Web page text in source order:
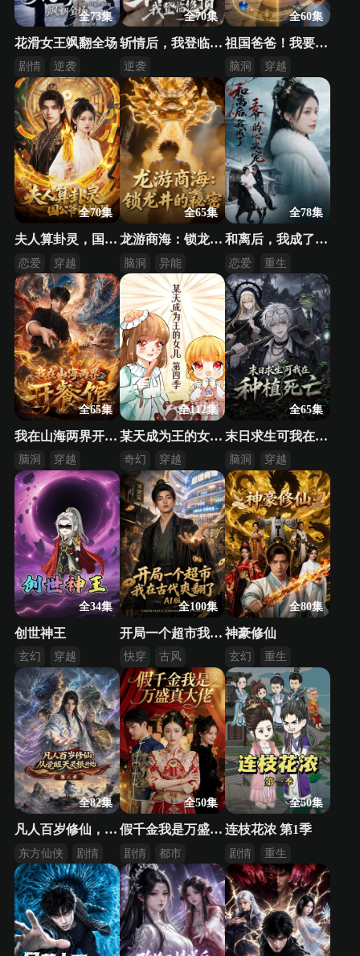
全73集
花滑女王飒翻全场
剧情
逆袭
都市
全70集
斩情后，我登临绝顶
逆袭
全60集
祖国爸爸！我要上交位面超市！
脑洞
穿越
系统
全70集
夫人算卦灵，国公爷请排号
恋爱
穿越
古代
全65集
龙游商海：锁龙井的秘密
脑洞
异能
逆袭
全78集
和离后，我成了王爷的心尖宠
恋爱
重生
架空
全65集
我在山海两界开餐馆
脑洞
穿越
逆袭
全112集
某天成为王的女儿 第四季
奇幻 穿越
全65集
末日求生可我在种植死亡
脑洞
穿越
求生
全34集
创世神王
玄幻
穿越
异界
全100集
开局一个超市我在古代爽翻了AI版
快穿
古风
逆袭
全80集
神豪修仙
玄幻
重生
系统
全82集
凡人百岁修仙，从觉醒天灵根开始第二季
东方仙侠
剧情
逆袭
全50集
假千金我是万盛真大佬
剧情 都市
全50集
连枝花浓 第1季
剧情
重生
古代